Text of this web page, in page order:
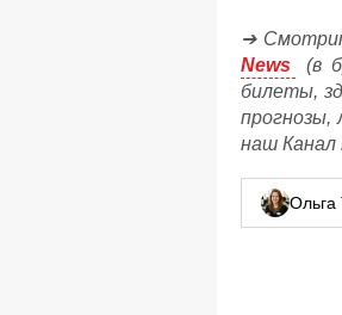
➔
News
(в
билеты,
прогнозы,
наш Канал
Ольга